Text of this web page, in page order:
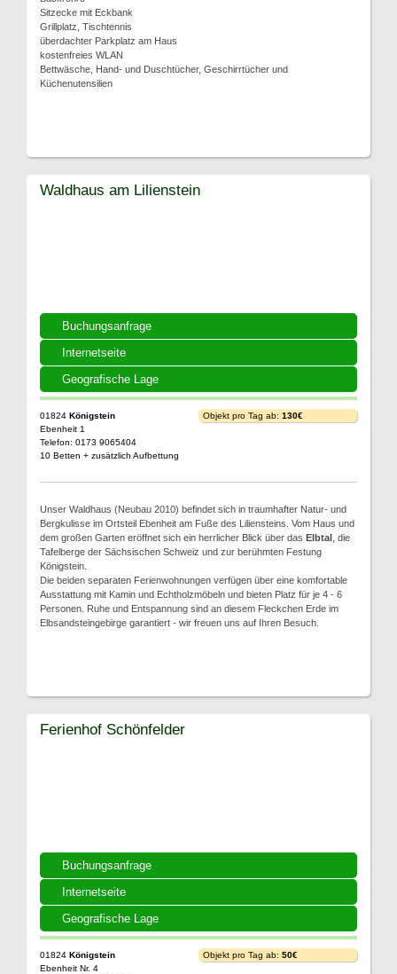
Sitzecke mit Eckbank
Grillplatz, Tischtennis
überdachter Parkplatz am Haus
kostenfreies WLAN
Bettwäsche, Hand- und Duschtücher, Geschirrtücher und
Küchenutensilien
Buchungsanfrage
Internetseite
Geografische Lage
Waldhaus am Lilienstein
01824 Königstein
Ebenheit 1
Telefon: 0173 9065404
10 Betten + zusätzlich Aufbettung
Objekt pro Tag ab: 130€
Unser Waldhaus (Neubau 2010) befindet sich in traumhafter Natur- und
Bergkulisse im Ortsteil Ebenheit am Fuße des Liliensteins. Vom Haus und
dem großen Garten eröffnet sich ein herrlicher Blick über das Elbtal , die
Tafelberge der Sächsischen Schweiz und zur berühmten Festung
Königstein.
Die beiden separaten Ferienwohnungen verfügen über eine komfortable
Ausstattung mit Kamin und Echtholzmöbeln und bieten Platz für je 4 - 6
Personen. Ruhe und Entspannung sind an diesem Fleckchen Erde im
Elbsandsteingebirge garantiert - wir freuen uns auf Ihren Besuch.
Buchungsanfrage
Internetseite
Geografische Lage
Ferienhof Schönfelder
01824 Königstein
Ebenheit Nr. 4
Objekt pro Tag ab: 50€